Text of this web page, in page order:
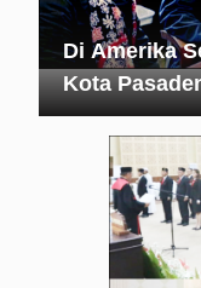
Di Amerika
Kota